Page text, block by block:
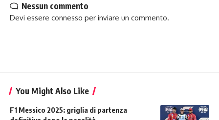
Nessun commento
Devi essere connesso per inviare un commento.
You Might Also Like
F1 Messico 2025: griglia di partenza